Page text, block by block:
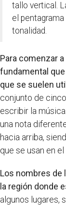
tallo vertical.
el pentagrama
tonalidad.
Para comenzar
fundamental
que se suelen
conjunto de
escribir la
una nota
hacia arriba,
que se usan en el
Los nombres de
la región donde
algunos lugares,